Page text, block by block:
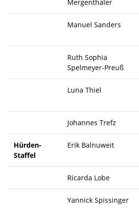
Mergenthaler
Manuel Sanders
Ruth Sophia
Spelmeyer-Preuß
Luna Thiel
Johannes Trefz
Hürden-
Staffel
Erik Balnuweit
Ricarda Lobe
Yannick Spissinger